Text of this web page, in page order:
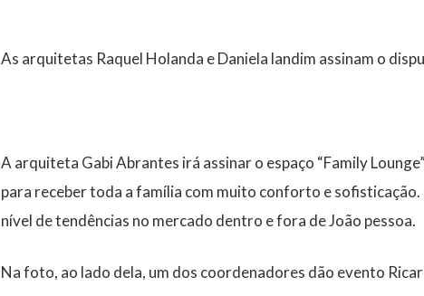
As arquitetas Raquel Holanda e Daniela landim assinam o
A arquiteta Gabi Abrantes irá assinar o espaço “Family
para receber toda a família com muito conforto e
nível de tendências no mercado dentro e fora de João pessoa.
Na foto, ao lado dela, um dos coordenadores dão evento